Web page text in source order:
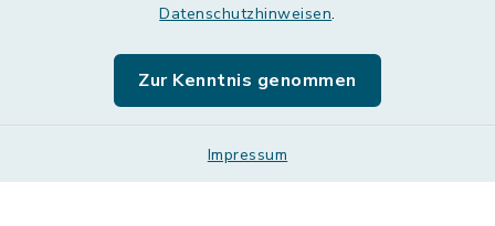
Datenschutzhinweisen.
Zur Kenntnis genommen
Impressum
Leichte Sprache
Sitemap